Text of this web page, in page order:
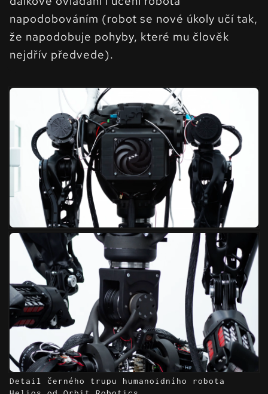
napodobováním (robot se nové úkoly učí tak,
že napodobuje pohyby, které mu člověk
nejdřív předvede).
Detail černého trupu humanoidního robota